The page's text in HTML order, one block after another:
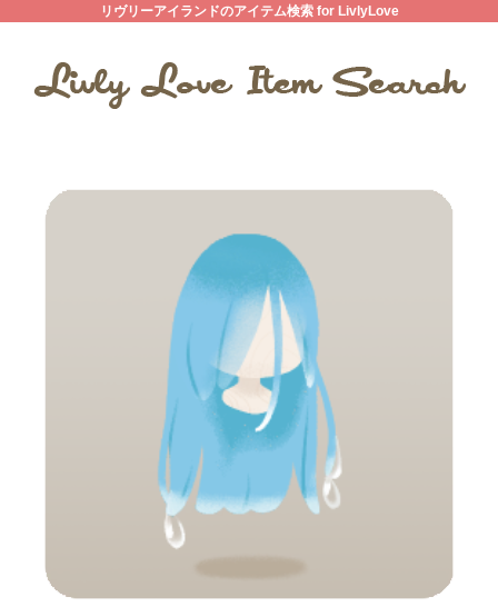
リヴリーアイランドのアイテム検索 for LivlyLove